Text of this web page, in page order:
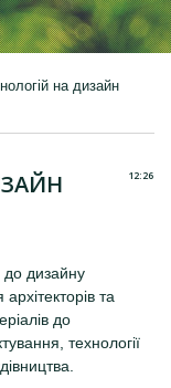
на дизайн
12:26
до дизайну
та
до
технології